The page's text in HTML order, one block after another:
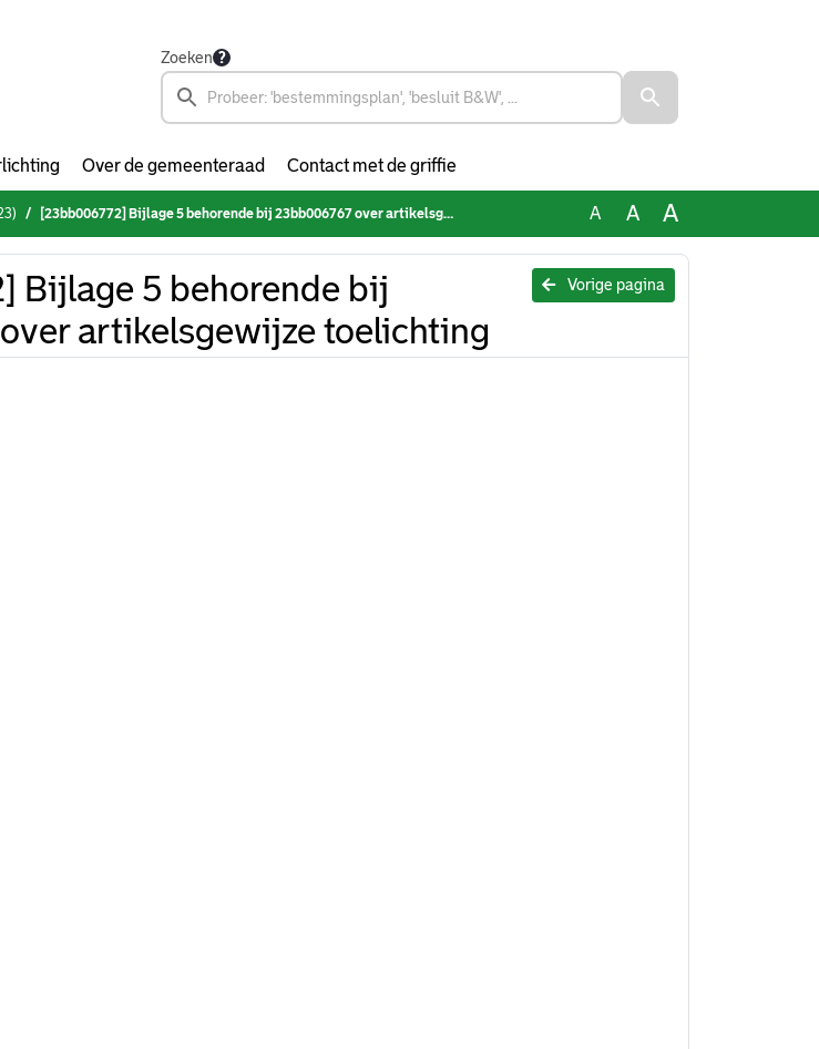
Zoeken
Over de gemeenteraad Contact met de griffie
[23bb006772] Bijlage 5 behorende bij 23bb006767 over artikelsgewijze toelichting A A A
Vorige pagina
Bijlage 5 behorende bij
artikelsgewijze toelichting